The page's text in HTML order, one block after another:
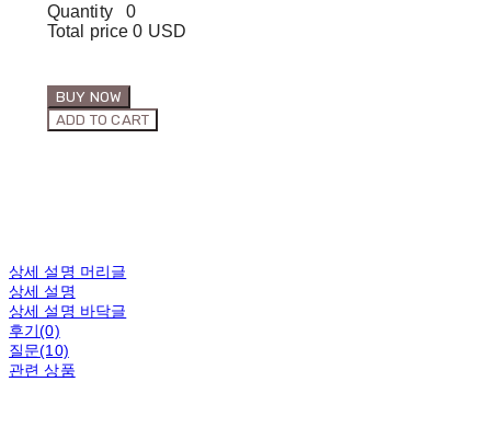
Quantity
0
Total price 0 USD
BUY NOW
ADD TO CART
상세 설명 머리글
상세 설명
상세 설명 바닥글
후기(0)
질문(10)
관련 상품